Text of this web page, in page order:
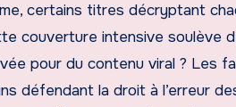
certains titres décryptant
couverture intensive soulève
pour du contenu viral ? Les
défendant la droit à l’erreur